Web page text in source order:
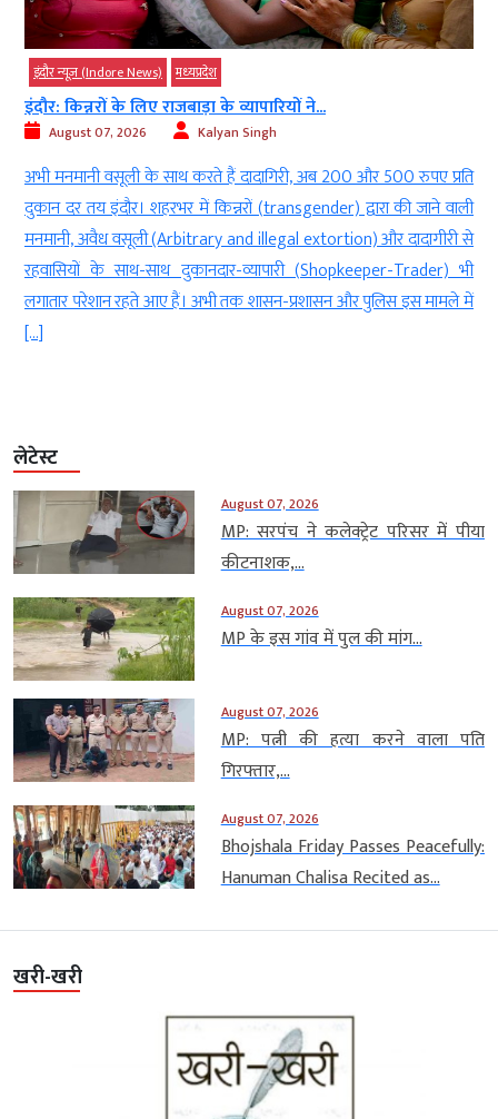
इंदौर न्यूज़ (Indore News) मध्‍यप्रदेश
इंदौर: किन्नरों के लिए राजबाड़ा के व्यापारियों ने...
August 07, 2026 Kalyan Singh
अभी मनमानी वसूली के साथ करते हैं दादागिरी, अब 200 और 500 रुपए प्रति
दुकान दर तय इंदौर। शहरभर में किन्नरों (transgender) द्वारा की जाने वाली
मनमानी, अवैध वसूली (Arbitrary and illegal extortion) और दादागीरी से
रहवासियों के साथ-साथ दुकानदार-व्यापारी (Shopkeeper-Trader) भी
लगातार परेशान रहते आए हैं। अभी तक शासन-प्रशासन और पुलिस इस मामले में
[…]
लेटेस्ट
August 07, 2026
MP: सरपंच ने कलेक्ट्रेट परिसर में पीया
कीटनाशक,...
August 07, 2026
MP के इस गांव में पुल की मांग...
August 07, 2026
MP: पत्नी की हत्या करने वाला पति
गिरफ्तार,...
August 07, 2026
Bhojshala Friday Passes Peacefully:
Hanuman Chalisa Recited as...
खरी-खरी